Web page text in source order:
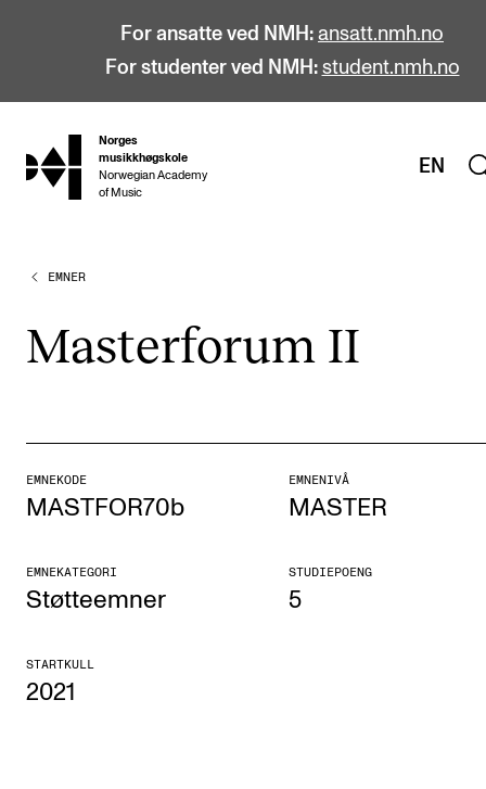
For ansatte ved NMH: ansatt.nmh.no
For studenter ved NMH: student.nmh.no
hjem
Norges
musikkhøgskole
Norwegian Academy
of Music
EN
STUDIER
Bachelor
Doktorgrad
Årsstudium og videreutdanning
Etterutdanning og kurs
Søknad og opptak
EMNER
Mas­ter­fo­rum II
EMNEKODE
MASTFOR70b
EMNENIVÅ
MASTER
EMNEKATEGORI
Støtteemner
STUDIEPOENG
5
STARTKULL
2021